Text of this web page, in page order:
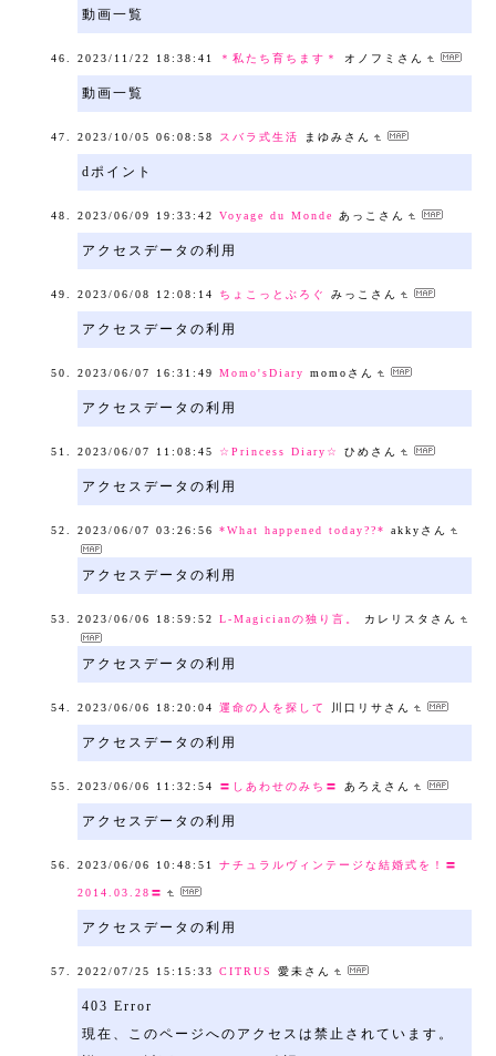
動画一覧
2023/11/22 18:38:41 ＊私たち育ちます＊ オノフミさん
動画一覧
2023/10/05 06:08:58 スバラ式生活 まゆみさん
dポイント
2023/06/09 19:33:42 Voyage du Monde あっこさん
アクセスデータの利用
2023/06/08 12:08:14 ちょこっとぶろぐ みっこさん
アクセスデータの利用
2023/06/07 16:31:49 Momo'sDiary momoさん
アクセスデータの利用
2023/06/07 11:08:45 ☆Princess Diary☆ ひめさん
アクセスデータの利用
2023/06/07 03:26:56 *What happened today??* akkyさん
アクセスデータの利用
2023/06/06 18:59:52 L-Magicianの独り言。 カレリスタさん
アクセスデータの利用
2023/06/06 18:20:04 運命の人を探して 川口リサさん
アクセスデータの利用
2023/06/06 11:32:54 〓しあわせのみち〓 あろえさん
アクセスデータの利用
2023/06/06 10:48:51 ナチュラルヴィンテージな結婚式を！〓
2014.03.28〓
アクセスデータの利用
2022/07/25 15:15:33 CITRUS 愛未さん
403 Error
現在、このページへのアクセスは禁止されています。